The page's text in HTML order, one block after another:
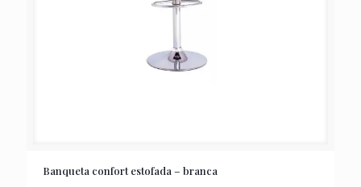
Banqueta confort estofada – branca